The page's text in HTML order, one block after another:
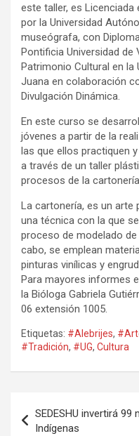
este taller, es Licenciada
por la Universidad
museógrafa, con
Pontificia Universidad de
Patrimonio Cultural en la
Juana en colaboración
Divulgación Dinámica.
En este curso se
jóvenes a partir de la
las que ellos practiquen
a través de un taller
procesos de la
La cartonería, es un arte
una técnica con la que
proceso de modelado
cabo, se emplean
pinturas vinílicas y
Para mayores informes
la Bióloga Gabriela
06 extensión 1005.
Etiquetas: #Alebrijes,
#Tradición, #UG, Cultura
de
SEDESHU invertirá
Indígenas